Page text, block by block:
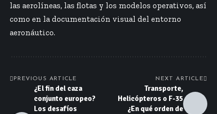
las aerolíneas, las flotas y los modelos operativos, así
como en la documentación visual del entorno
aeronáutico.
PREVIOUS ARTICLE
¿El fin del caza
conjunto europeo?
Los desafíos
NEXT ARTICLE
Transporte,
Helicópteros o F-35
¿En qué orden de